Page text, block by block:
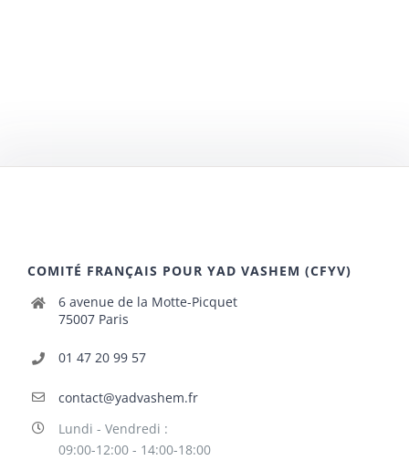
COMITÉ FRANÇAIS POUR YAD VASHEM (CFYV)
6 avenue de la Motte-Picquet
75007 Paris
01 47 20 99 57
contact@yadvashem.fr
Lundi - Vendredi :
09:00-12:00 - 14:00-18:00